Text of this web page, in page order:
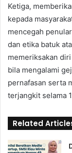
Ketiga,
kepada
mencegah
dan etika batuk
memeriksakan
bila mengalami
pernafasan serta
terjangkit selama
Related